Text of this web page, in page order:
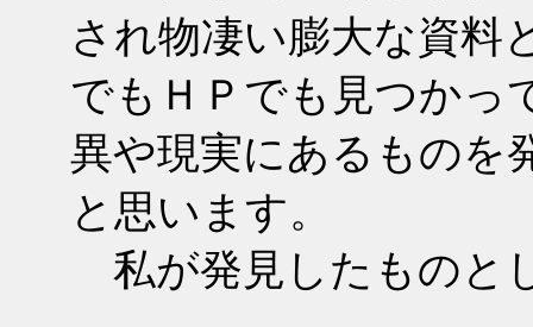
され物凄い膨大な資料
でもＨＰでも見つかっ
異や現実にあるものを
と思います。
私が発見したものと